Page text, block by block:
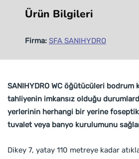
Ürün Bilgileri
Firma: SFA SANIHYDRO
SANIHYDRO WC öğütücüleri bodrum
tahliyenin imkansız olduğu
yerlerinin herhangi bir yerine
tuvalet veya banyo kurulumunu
Dikey 7, yatay 110 metreye kadar